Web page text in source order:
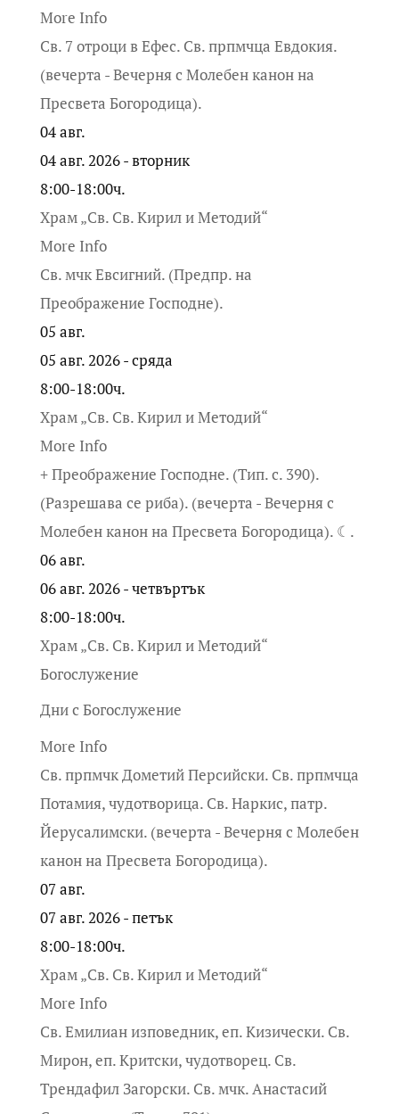
More Info
Св. 7 отроци в Ефес. Св. прпмчца Евдокия.
(вечерта - Вечерня с Молебен канон на
Пресвета Богородица).
04авг.
04 авг. 2026 - вторник
8:00-18:00ч.
Храм „Св. Св. Кирил и Методий“
More Info
Св. мчк Евсигний. (Предпр. на
Преображение Господне).
05 авг.
05 авг. 2026 - сряда
8:00-18:00ч.
Храм „Св. Св. Кирил и Методий“
More Info
+ Преображение Господне. (Тип. с. 390).
(Разрешава се риба). (вечерта - Вечерня с
Молебен канон на Пресвета Богородица). ☾.
06авг.
06 авг. 2026 - четвъртък
8:00-18:00ч.
Храм „Св. Св. Кирил и Методий“
Богослужение
Дни с Богослужение
More Info
Св. прпмчк Дометий Персийски. Св. прпмчца
Потамия, чудотворица. Св. Наркис, патр.
Йерусалимски. (вечерта - Вечерня с Молебен
канон на Пресвета Богородица).
07 авг.
07 авг. 2026 - петък
8:00-18:00ч.
Храм „Св. Св. Кирил и Методий“
More Info
Св. Емилиан изповедник, еп. Кизически. Св.
Мирон, еп. Критски, чудотворец. Св.
Трендафил Загорски. Св. мчк. Анастасий